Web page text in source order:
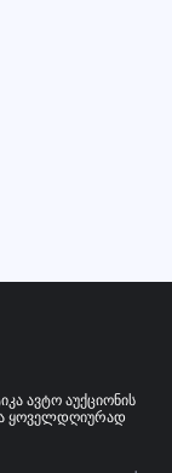
ავტო აუქციონის
ყოველდღიურად